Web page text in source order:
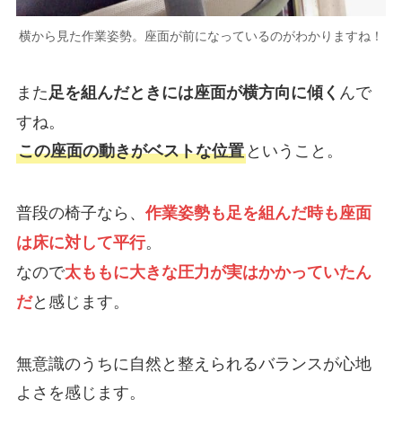
横から見た作業姿勢。座面が前になっているのがわかりますね！
また足を組んだときには座面が横方向に傾く んで
すね。
この座面の動きがベストな位置ということ。
普段の椅子なら、 作業姿勢も足を組んだ時も座面
は床に対して平行。
なので太ももに大きな圧力が実はかかっていたん
だと感じます。
無意識のうちに自然と整えられるバランスが心地
よさを感じます。